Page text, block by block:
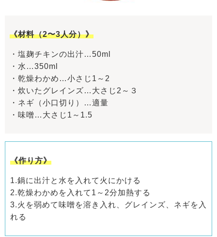
《材料（2〜3人分）》
・塩麹チキンの出汁…50ml
・水…350ml
・乾燥わかめ…小さじ1～2
・炊いたグレインズ…大さじ2～３
・ネギ（小口切り）…適量
・味噌…大さじ1～1.5
《作り方》
1.鍋に出汁と水を入れて火にかける
2.乾燥わかめを入れて1～2分加熱する
3.火を弱めて味噌を溶き入れ、グレインズ、ネギを入
れる